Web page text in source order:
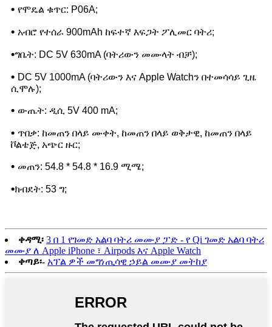
• የሞዴል ቁጥር: P06A;
• አብሮ የተሰራ 900mAh ከፍተኛ እፍጋት ፖሊመር ባትሪ;
•ግቤት: DC 5V 630mA (ባትሪውን መሙላት ብቻ);
• DC 5V 1000mA (ባትሪውን እና Apple Watchን በተመሳሳይ ጊዜ
ሲሞሉ);
• ውጤት: ዲሲ 5V 400 mA;
• ጥበቃ: ከመጠን በላይ ሙቀት, ከመጠን በላይ ወቅታዊ, ከመጠን በላይ
ቮልቴጅ, አጭር ዙር;
• መጠን: 54.8 * 54.8 * 16.9 ሚሜ;
•ክብደት: 53 ግ;
ቀዳሚ፡ 3 በ 1 የገመድ አልባ ባትሪ መሙያ ፓድ - የ Qi ገመድ አልባ ባትሪ
መሙያ ለ Apple iPhone ፣ Airpods እና Apple Watch
ቀጣይ፡- አፕል ዎች መግነጢሳዊ ኃይል መሙያ መትከያ